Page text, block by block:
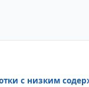
с низким